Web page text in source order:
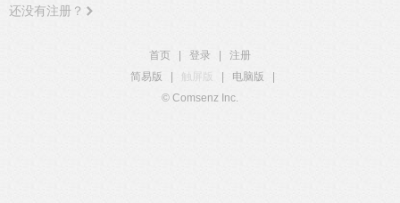
还没有注册？
首页 登录
注册
简易版
触屏版 电脑版
© Comsenz Inc.